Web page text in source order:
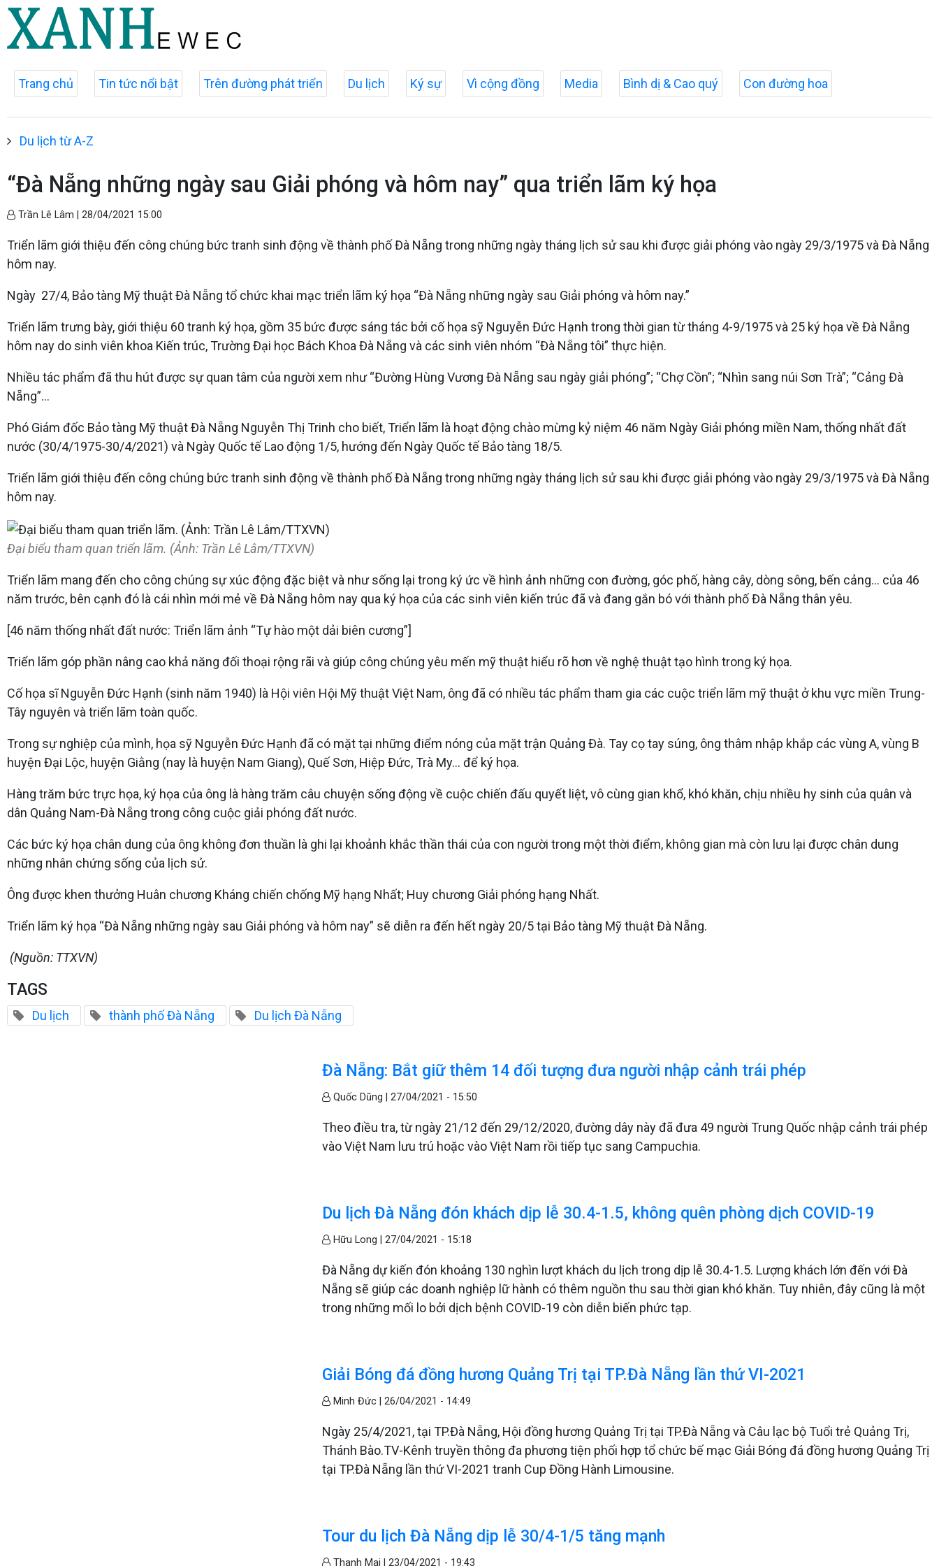
Trang chủ Tin tức nổi bật Trên đường phát triển Du lịch Ký sự Vì cộng đồng Media Bình dị & Cao quý Con đường hoa
Du lịch từ A-Z
“Đà Nẵng những ngày sau Giải phóng và hôm nay” qua triển lãm ký họa
Trần Lê Lâm | 28/04/2021 15:00
Triển lãm giới thiệu đến công chúng bức tranh sinh động về thành phố Đà Nẵng trong những ngày tháng lịch sử sau khi được giải phóng vào ngày 29/3/1975 và Đà Nẵng
hôm nay.
Ngày 27/4, Bảo tàng Mỹ thuật Đà Nẵng tổ chức khai mạc triển lãm ký họa “Đà Nẵng những ngày sau Giải phóng và hôm nay.”
Triển lãm trưng bày, giới thiệu 60 tranh ký họa, gồm 35 bức được sáng tác bởi cố họa sỹ Nguyễn Đức Hạnh trong thời gian từ tháng 4-9/1975 và 25 ký họa về Đà Nẵng
hôm nay do sinh viên khoa Kiến trúc, Trường Đại học Bách Khoa Đà Nẵng và các sinh viên nhóm “Đà Nẵng tôi” thực hiện.
Nhiều tác phẩm đã thu hút được sự quan tâm của người xem như “Đường Hùng Vương Đà Nẵng sau ngày giải phóng”; “Chợ Cồn”; “Nhìn sang núi Sơn Trà”; “Cảng Đà
Nẵng”…
Phó Giám đốc Bảo tàng Mỹ thuật Đà Nẵng Nguyễn Thị Trinh cho biết, Triển lãm là hoạt động chào mừng kỷ niệm 46 năm Ngày Giải phóng miền Nam, thống nhất đất
nước (30/4/1975-30/4/2021) và Ngày Quốc tế Lao động 1/5, hướng đến Ngày Quốc tế Bảo tàng 18/5.
Triển lãm giới thiệu đến công chúng bức tranh sinh động về thành phố Đà Nẵng trong những ngày tháng lịch sử sau khi được giải phóng vào ngày 29/3/1975 và Đà Nẵng
hôm nay.
Đại biểu tham quan triển lãm. (Ảnh: Trần Lê Lâm/TTXVN)
Triển lãm mang đến cho công chúng sự xúc động đặc biệt và như sống lại trong ký ức về hình ảnh những con đường, góc phố, hàng cây, dòng sông, bến cảng… của 46
năm trước, bên cạnh đó là cái nhìn mới mẻ về Đà Nẵng hôm nay qua ký họa của các sinh viên kiến trúc đã và đang gắn bó với thành phố Đà Nẵng thân yêu.
[46 năm thống nhất đất nước: Triển lãm ảnh “Tự hào một dải biên cương”]
Triển lãm góp phần nâng cao khả năng đối thoại rộng rãi và giúp công chúng yêu mến mỹ thuật hiểu rõ hơn về nghệ thuật tạo hình trong ký họa.
Cố họa sĩ Nguyễn Đức Hạnh (sinh năm 1940) là Hội viên Hội Mỹ thuật Việt Nam, ông đã có nhiều tác phẩm tham gia các cuộc triển lãm mỹ thuật ở khu vực miền Trung-
Tây nguyên và triển lãm toàn quốc.
Trong sự nghiệp của mình, họa sỹ Nguyễn Đức Hạnh đã có mặt tại những điểm nóng của mặt trận Quảng Đà. Tay cọ tay súng, ông thâm nhập khắp các vùng A, vùng B
huyện Đại Lộc, huyện Giằng (nay là huyện Nam Giang), Quế Sơn, Hiệp Đức, Trà My… để ký họa.
Hàng trăm bức trực họa, ký họa của ông là hàng trăm câu chuyện sống động về cuộc chiến đấu quyết liệt, vô cùng gian khổ, khó khăn, chịu nhiều hy sinh của quân và
dân Quảng Nam-Đà Nẵng trong công cuộc giải phóng đất nước.
Các bức ký họa chân dung của ông không đơn thuần là ghi lại khoảnh khắc thần thái của con người trong một thời điểm, không gian mà còn lưu lại được chân dung
những nhân chứng sống của lịch sử.
Ông được khen thưởng Huân chương Kháng chiến chống Mỹ hạng Nhất; Huy chương Giải phóng hạng Nhất.
Triển lãm ký họa “Đà Nẵng những ngày sau Giải phóng và hôm nay” sẽ diễn ra đến hết ngày 20/5 tại Bảo tàng Mỹ thuật Đà Nẵng.
(Nguồn: TTXVN)
TAGS
Du lịch thành phố Đà Nẵng Du lịch Đà Nẵng
Đà Nẵng: Bắt giữ thêm 14 đối tượng đưa người nhập cảnh trái phép
Quốc Dũng |27/04/2021 - 15:50
Theo điều tra, từ ngày 21/12 đến 29/12/2020, đường dây này đã đưa 49 người Trung Quốc nhập cảnh trái phép
vào Việt Nam lưu trú hoặc vào Việt Nam rồi tiếp tục sang Campuchia.
Du lịch Đà Nẵng đón khách dịp lễ 30.4-1.5, không quên phòng dịch COVID-19
Hữu Long |27/04/2021 - 15:18
Đà Nẵng dự kiến đón khoảng 130 nghìn lượt khách du lịch trong dịp lễ 30.4-1.5. Lượng khách lớn đến với Đà
Nẵng sẽ giúp các doanh nghiệp lữ hành có thêm nguồn thu sau thời gian khó khăn. Tuy nhiên, đây cũng là một
trong những mối lo bởi dịch bệnh COVID-19 còn diễn biến phức tạp.
Giải Bóng đá đồng hương Quảng Trị tại TP.Đà Nẵng lần thứ VI-2021
Minh Đức |26/04/2021 - 14:49
Ngày 25/4/2021, tại TP.Đà Nẵng, Hội đồng hương Quảng Trị tại TP.Đà Nẵng và Câu lạc bộ Tuổi trẻ Quảng Trị,
Thánh Bào.TV-Kênh truyền thông đa phương tiện phối hợp tổ chức bế mạc Giải Bóng đá đồng hương Quảng Trị
tại TP.Đà Nẵng lần thứ VI-2021 tranh Cup Đồng Hành Limousine.
Tour du lịch Đà Nẵng dịp lễ 30/4-1/5 tăng mạnh
Thanh Mai |23/04/2021 - 19:43